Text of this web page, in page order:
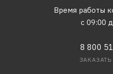
Время работы
с 09:00
8 800